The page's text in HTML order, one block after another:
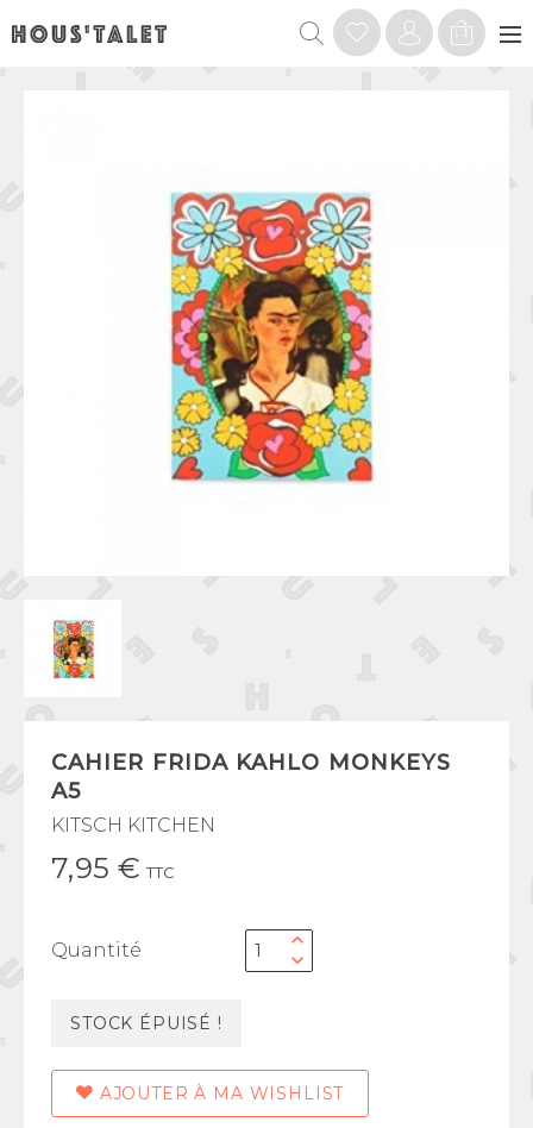
CAHIER FRIDA KAHLO MONKEYS
A5
KITSCH KITCHEN
7,95 € TTC
Quantité
STOCK ÉPUISÉ !
AJOUTER À MA WISHLIST